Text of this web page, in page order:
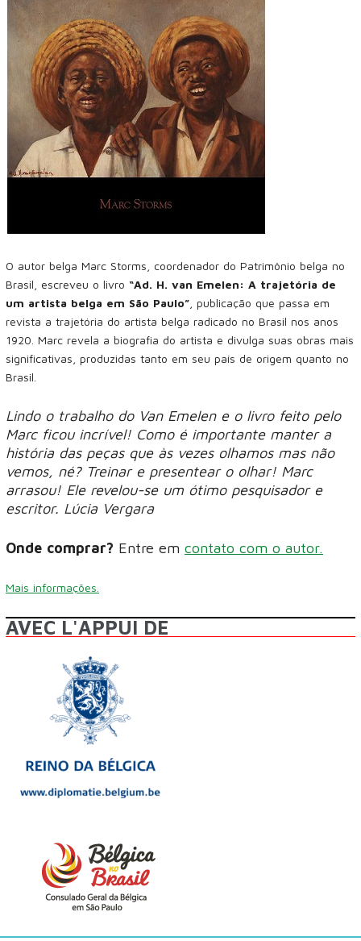
O autor belga Marc Storms, coordenador do Patrimônio belga no
Brasil, escreveu o livro “Ad. H. van Emelen: A trajetória de
um artista belga em São Paulo” , publicação que passa em
revista a trajetória do artista belga radicado no Brasil nos anos
1920. Marc revela a biografia do artista e divulga suas obras mais
significativas, produzidas tanto em seu país de origem quanto no
Brasil.
Lindo o trabalho do Van Emelen e o livro feito pelo
Marc ficou incrível! Como é importante manter a
história das peças que às vezes olhamos mas não
vemos, né? Treinar e presentear o olhar! Marc
arrasou! Ele revelou-se um ótimo pesquisador e
escritor. Lúcia Vergara
Onde comprar? Entre em contato com o autor.
Mais informações.
AVEC L'APPUI DE